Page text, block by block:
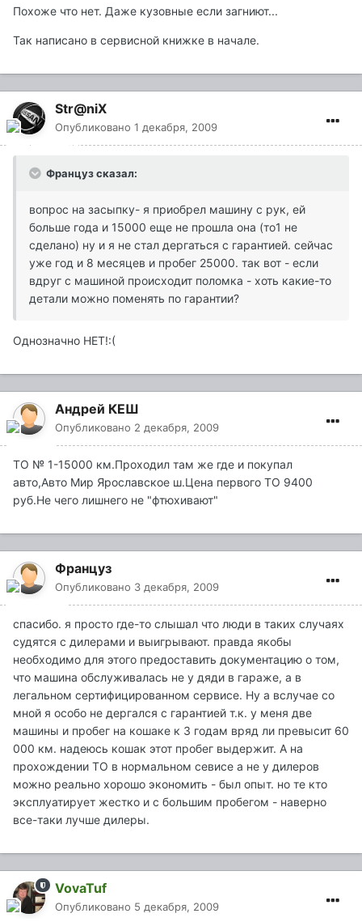
Похоже что нет. Даже кузовные если загниют...
Так написано в сервисной книжке в начале.
Str@niX
Опубликовано 1 декабря, 2009
Француз сказал:
вопрос на засыпку- я приобрел машину с рук, ей
больше года и 15000 еще не прошла она (то1 не
сделано) ну и я не стал дергаться с гарантией. сейчас
уже год и 8 месяцев и пробег 25000. так вот - если
вдруг с машиной происходит поломка - хоть какие-то
детали можно поменять по гарантии?
Однозначно НЕТ!:(
Андрей КЕШ
Опубликовано 2 декабря, 2009
ТО № 1-15000 км.Проходил там же где и покупал
авто,Авто Мир Ярославское ш.Цена первого ТО 9400
руб.Не чего лишнего не "фтюхивают"
Француз
Опубликовано 3 декабря, 2009
спасибо. я просто где-то слышал что люди в таких случаях
судятся с дилерами и выигрывают. правда якобы
необходимо для этого предоставить документацию о том,
что машина обслуживалась не у дяди в гараже, а в
легальном сертифицированном сервисе. Ну а вслучае со
мной я особо не дергался с гарантией т.к. у меня две
машины и пробег на кошаке к 3 годам вряд ли превысит 60
000 км. надеюсь кошак этот пробег выдержит. А на
прохождении ТО в нормальном севисе а не у дилеров
можно реально хорошо экономить - был опыт. но те кто
эксплуатирует жестко и с большим пробегом - наверно
все-таки лучше дилеры.
VovaTuf
Опубликовано 5 декабря, 2009